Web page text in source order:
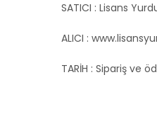
SATICI : Lisans
ALICI :
TARİH : Sipariş ve